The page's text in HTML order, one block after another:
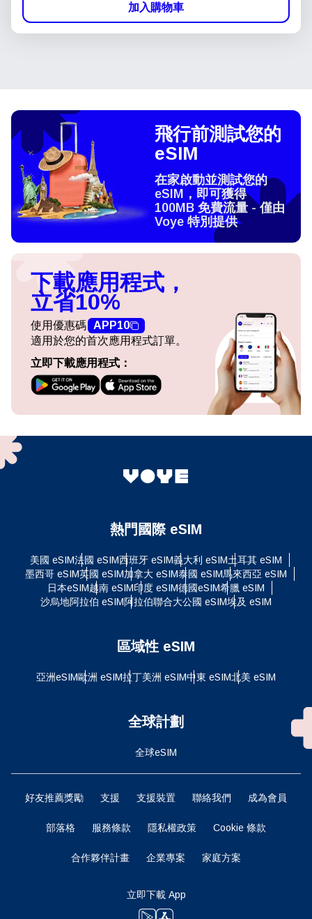
加入購物車
飛行前測試您的
eSIM
在家啟動並測試您的
eSIM，即可獲得
100MB 免費流量 - 僅由
Voye 特別提供
下載應用程式，
立省10%
使用優惠碼 APP10
適用於您的首次應用程式訂單。
立即下載應用程式：
熱門國際 eSIM
美國 eSIM法國 eSIM西班牙 eSIM義大利 eSIM土耳其 eSIM
墨西哥 eSIM英國 eSIM加拿大 eSIM泰國 eSIM馬來西亞 eSIM
日本eSIM越南 eSIM印度 eSIM德國eSIM希臘 eSIM
沙烏地阿拉伯 eSIM阿拉伯聯合大公國 eSIM埃及 eSIM
區域性 eSIM
亞洲eSIM歐洲 eSIM拉丁美洲 eSIM中東 eSIM北美 eSIM
全球計劃
全球eSIM
好友推薦獎勵 支援 支援裝置 聯絡我們 成為會員
部落格 服務條款 隱私權政策 Cookie 條款
合作夥伴計畫 企業專案 家庭方案
立即下載 App